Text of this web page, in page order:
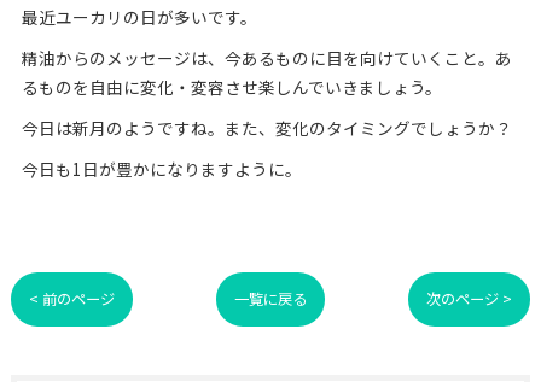
最近ユーカリの日が多いです。
精油からのメッセージは、今あるものに目を向けていくこと。あ
るものを自由に変化・変容させ楽しんでいきましょう。
今日は新月のようですね。また、変化のタイミングでしょうか？
今日も1日が豊かになりますように。
< 前のページ 一覧に戻る 次のページ >